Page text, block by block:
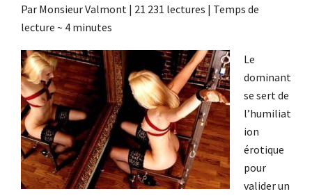
Par Monsieur Valmont | 21 231 lectures | Temps de
lecture ~ 4 minutes
Le
dominant
se sert de
l’humiliat
ion
érotique
pour
valider un